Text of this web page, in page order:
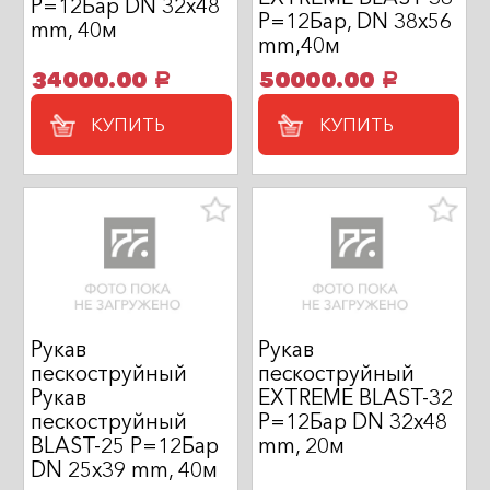
P=12Бар DN 32х48
mm, 40м
34000.00 a
КУПИТЬ
P=12Бар, DN 38x56
mm,40м
50000.00 a
КУПИТЬ
Рукав
пескоструйный
Рукав
пескоструйный
BLAST-25 P=12Бар
DN 25х39 mm, 40м
Рукав
пескоструйный
EXTREME BLAST-32
P=12Бар DN 32х48
mm, 20м